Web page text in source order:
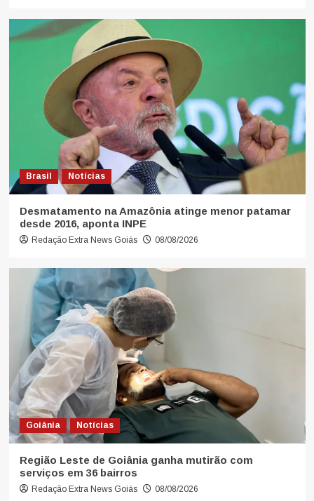
Brasil Notícias
Desmatamento na Amazônia atinge menor patamar
desde 2016, aponta INPE
Redação Extra News Goiás 08/08/2026
Goiânia Notícias
Região Leste de Goiânia ganha mutirão com
serviços em 36 bairros
Redação Extra News Goiás 08/08/2026